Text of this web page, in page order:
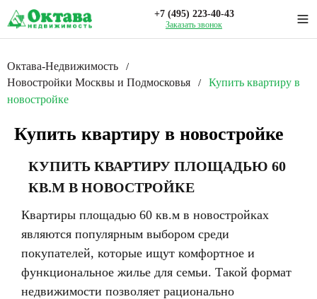
+7 (495) 223-40-43
Заказать звонок
Октава-Недвижимость /
Новостройки Москвы и Подмосковья /
Купить квартиру в
новостройке
Купить квартиру в новостройке
КУПИТЬ КВАРТИРУ ПЛОЩАДЬЮ 60
КВ.М В НОВОСТРОЙКЕ
Квартиры площадью 60 кв.м в новостройках
являются популярным выбором среди
покупателей, которые ищут комфортное и
функциональное жилье для семьи. Такой формат
недвижимости позволяет рационально